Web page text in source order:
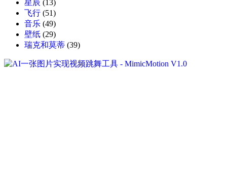
星辰 (13)
飞行 (51)
音乐 (49)
壁纸 (29)
瑞克和莫蒂 (39)